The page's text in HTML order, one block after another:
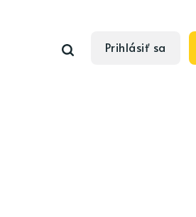
Prihlásiť sa